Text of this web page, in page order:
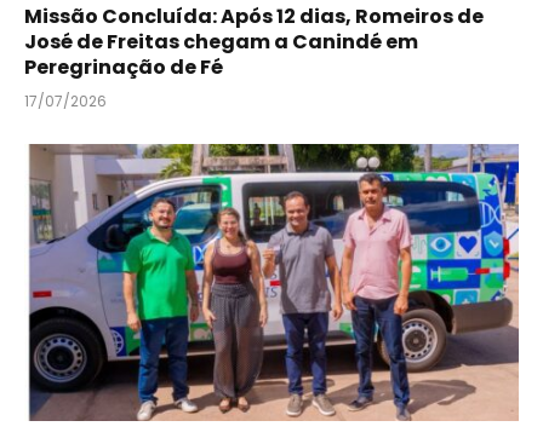
Missão Concluída: Após 12 dias, Romeiros de
José de Freitas chegam a Canindé em
Peregrinação de Fé
17/07/2026